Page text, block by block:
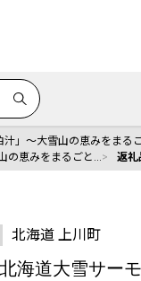
汁」～大雪山の恵みをまる
の恵みをまるごと… 返礼
北海道 上川町
北海道大雪サー